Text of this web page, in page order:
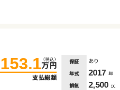
153.1 （税込）
万円
支払総額
保証 あり
年式 2017 年
排気
2,500 cc